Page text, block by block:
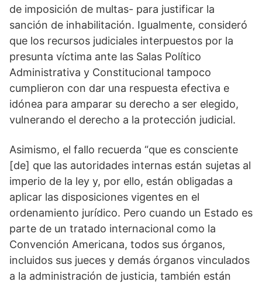
de imposición de multas- para justificar la
sanción de inhabilitación. Igualmente, consideró
que los recursos judiciales interpuestos por la
presunta víctima ante las Salas Político
Administrativa y Constitucional tampoco
cumplieron con dar una respuesta efectiva e
idónea para amparar su derecho a ser elegido,
vulnerando el derecho a la protección judicial.
Asimismo, el fallo recuerda “que es consciente
[de] que las autoridades internas están sujetas al
imperio de la ley y, por ello, están obligadas a
aplicar las disposiciones vigentes en el
ordenamiento jurídico. Pero cuando un Estado es
parte de un tratado internacional como la
Convención Americana, todos sus órganos,
incluidos sus jueces y demás órganos vinculados
a la administración de justicia, también están